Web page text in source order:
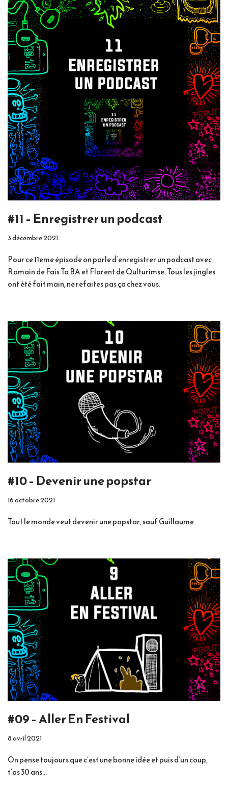
#11 – Enregistrer un podcast
3 décembre 2021
Pour ce 11eme épisode on parle d’enregistrer un podcast avec
Romain de Fais Ta BA et Florent de Qulturimse. Tous les jingles
ont été fait main, ne refaites pas ça chez vous.
#10 – Devenir une popstar
16 octobre 2021
Tout le monde veut devenir une popstar, sauf Guillaume.
#09 – Aller En Festival
8 avril 2021
On pense toujours que c’est une bonne idée et puis d’un coup,
t’as 30 ans…